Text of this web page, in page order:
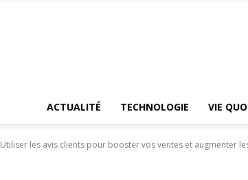
ACTUALITÉ TECHNOLOGIE VIE
Utiliser les avis clients pour booster vos ventes et augmenter